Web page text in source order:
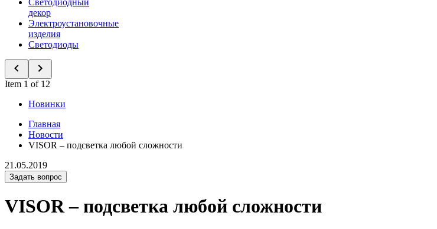
Светодиодный
декор
Электроустановочные
изделия
Светодиоды
Item 1 of 12
Новинки
Главная
Новости
VISOR – подсветка любой сложности
21.05.2019
Задать вопрос
VISOR – подсветка любой сложности